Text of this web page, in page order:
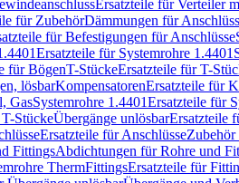
Ersatzteile für Verteiler
für ZubehörDämmungen für
für Befestigungen für Anschlüsse
Ersatzteile für Systemrohre 1.4401
für BögenT-StückeErsatzteile für T-
lösbarKompensatorenErsatzteile für
GasSystemrohre 1.4401Ersatzteile für
StückeÜbergänge unlösbarErsatzteile
Ersatzteile für AnschlüsseZubehör
FittingsAbdichtungen für Rohre und
ThermFittingsErsatzteile für